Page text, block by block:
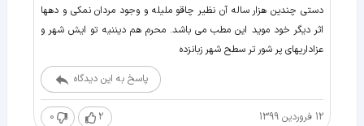
دستی چندین هزار ساله آن نظیر چاقو ملیله و وجود مردان نمکی و دهها
اثر دیگر خود موید این مطب می باشد. محرم هم ديننيه تو ايش شهر و
عزاداريهاى پر شور تر سطح شهر زبانزده
پاسخ به این دیدگاه
12 فروردین 1399 2
0